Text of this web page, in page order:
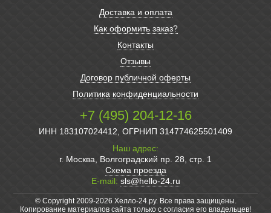
Доставка и оплата
Как оформить заказ?
Контакты
Отзывы
Договор публичной оферты
Политика конфиденциальности
+7 (495) 204-12-16
ИНН 183107024412, ОГРНИП 314774625501409
Наш адрес:
г. Москва, Волгоградский пр. 28, стр. 1
Схема проезда
E-mail: sls@hello-24.ru
© Copyright 2009-2026 Хелло-24.ру. Все права защищены.
Копирование материалов сайта только с согласия его владельцев!